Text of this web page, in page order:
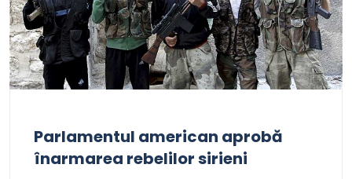
Parlamentul american aprobă
înarmarea rebelilor sirieni